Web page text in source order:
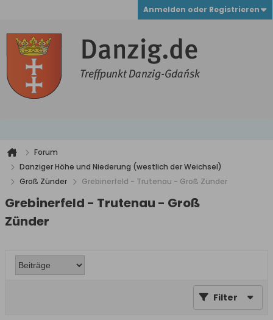
Anmelden oder Registrieren
Forum
Danziger Höhe und Niederung (westlich der Weichsel)
Groß Zünder
Grebinerfeld - Trutenau - Groß Zünder
Grebinerfeld - Trutenau - Groß
Zünder
Filter